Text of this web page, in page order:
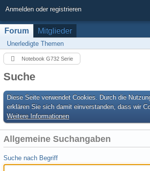
Anmelden oder registrieren
Forum Mitglieder
Unerledigte Themen
Notebook G732 Serie
Suche
Diese Seite verwendet Cookies. Durch die
erklären Sie sich damit einverstanden, dass wir
Weitere Informationen
Allgemeine Suchangaben
Suche nach Begriff